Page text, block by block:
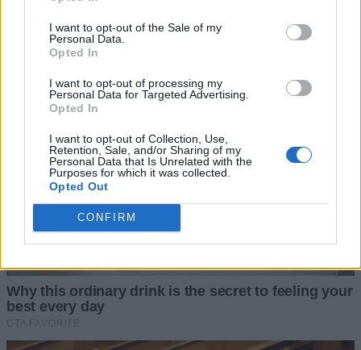
I want to opt-out of the Sale of my
Personal Data.
Opted In
I want to opt-out of processing my
Personal Data for Targeted Advertising.
Opted In
I want to opt-out of Collection, Use,
Retention, Sale, and/or Sharing of my
Personal Data that Is Unrelated with the
Purposes for which it was collected.
Opted Out
CONFIRM